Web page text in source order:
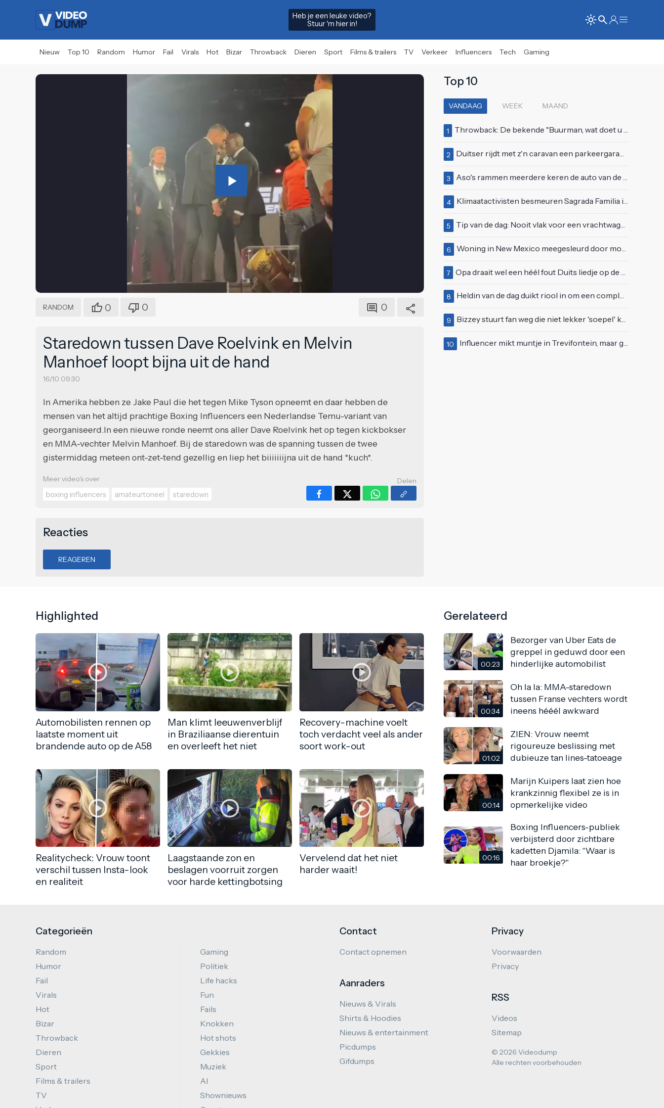
Heb je een leuke video?
Stuur 'm hier in!
Nieuw Top 10 Random Humor Fail Virals Hot Bizar Throwback Dieren Sport Films & trailers TV Verkeer Influencers Tech Gaming
Play
Video
RANDOM 0 0 0
Staredown tussen Dave Roelvink en Melvin
Manhoef loopt bijna uit de hand
16/10 09:30
In Amerika hebben ze Jake Paul die het tegen Mike Tyson opneemt en daar hebben de
mensen van het altijd prachtige Boxing Influencers een Nederlandse Temu-variant van
georganiseerd.In een nieuwe ronde neemt ons aller Dave Roelvink het op tegen kickbokser
en MMA-vechter Melvin Manhoef. Bij de staredown was de spanning tussen de twee
gistermiddag meteen ont-zet-tend gezellig en liep het biiiiiiijna uit de hand *kuch*.
Meer video's over
boxing influencers
amateurtoneel staredown
Delen
Reacties
REAGEREN
Top 10
VANDAAG WEEK MAAND
1 Throwback: De bekende "Buurman, wat doet u nu?"-scène uit Flodder met Tatjana Šimić
2 Duitser rijdt met z'n caravan een parkeergarage in Vlissingen binnen
3 Aso's rammen meerdere keren de auto van de buren, maar doen alsof er niets gebeurd is
4 Klimaatactivisten besmeuren Sagrada Familia in Barcelona met lading verf
5 Tip van de dag: Nooit vlak voor een vrachtwagen invoegen
6 Woning in New Mexico meegesleurd door modderstroom
7 Opa draait wel een héél fout Duits liedje op de markt van Emmen
8 Heldin van de dag duikt riool in om een complete eendenfamilie te redden
9 Bizzey stuurt fan weg die niet lekker 'soepel' kan bewegen op podium
10 Influencer mikt muntje in Trevifontein, maar gooit toerist bijna knock-out
Highlighted
Automobilisten rennen op
laatste moment uit
brandende auto op de A58
Man klimt leeuwenverblijf
in Braziliaanse dierentuin
en overleeft het niet
Recovery-machine voelt
toch verdacht veel als ander
soort work-out
Realitycheck: Vrouw toont
verschil tussen Insta-look
en realiteit
Laagstaande zon en
beslagen voorruit zorgen
voor harde kettingbotsing
Vervelend dat het niet
harder waait!
Gerelateerd
00:23
Bezorger van Uber Eats de
greppel in geduwd door een
hinderlijke automobilist
00:34
Oh la la: MMA-staredown
tussen Franse vechters wordt
ineens hééél awkward
01:02
ZIEN: Vrouw neemt
rigoureuze beslissing met
dubieuze tan lines-tatoeage
00:14
Marijn Kuipers laat zien hoe
krankzinnig flexibel ze is in
opmerkelijke video
00:16
Boxing Influencers-publiek
verbijsterd door zichtbare
kadetten Djamila: "Waar is
haar broekje?"
Categorieën
Random
Humor
Fail
Virals
Hot
Bizar
Throwback
Dieren
Sport
Films & trailers
TV
Gaming
Politiek
Life hacks
Fun
Fails
Knokken
Hot shots
Gekkies
Muziek
AI
Shownieuws
Contact
Contact opnemen
Aanraders
Nieuws & Virals
Shirts & Hoodies
Nieuws & entertainment
Picdumps
Gifdumps
Privacy
Voorwaarden
Privacy
RSS
Videos
Sitemap
© 2026 Videodump
Alle rechten voorbehouden